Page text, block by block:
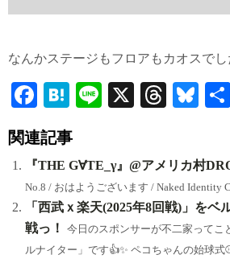
なんかステージもフロアもカオスでし
Fa
bo
ok
H
en
a
Li X
T
ds
Bl
y
関連記事
『THE G∀TE_γ』@アメリカ村
No.8 / おはようございます / Naked Identity
「西武ｘ楽天(2025年8回戦)」をベ
戦っ！
今日のスポンサーが不二家ってこ
ルナイター」です👍✨ ペコちゃんの始球式